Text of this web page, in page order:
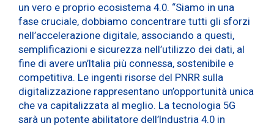
un vero e proprio ecosistema 4.0. “Siamo in una
fase cruciale, dobbiamo concentrare tutti gli sforzi
nell’accelerazione digitale, associando a questi,
semplificazioni e sicurezza nell’utilizzo dei dati, al
fine di avere un’Italia più connessa, sostenibile e
competitiva. Le ingenti risorse del PNRR sulla
digitalizzazione rappresentano un’opportunità unica
che va capitalizzata al meglio. La tecnologia 5G
sarà un potente abilitatore dell’Industria 4.0 in